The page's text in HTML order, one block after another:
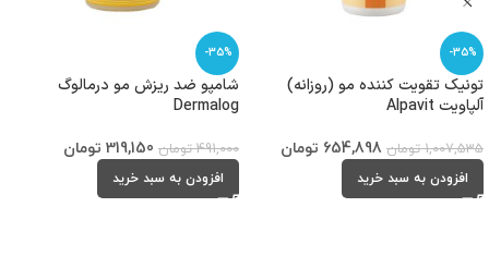
-35%
تونیک تقویت کننده مو (روزانه)
آلپاویت Alpavit
1,007,535 تومان 654,898 تومان
افزودن به سبد خرید
-35%
شامپو ضد ریزش مو درمالوگ
Dermalog
491,000 تومان 319,150 تومان
افزودن به سبد خرید